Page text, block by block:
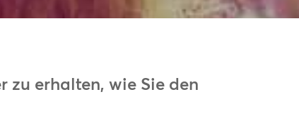
zu erhalten, wie Sie den